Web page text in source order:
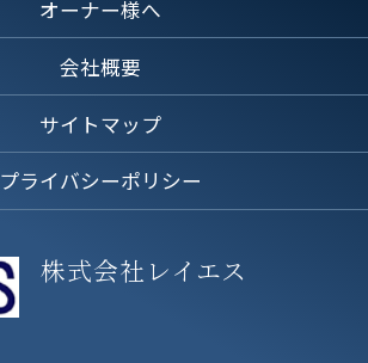
オーナー様へ
会社概要
サイトマップ
プライバシーポリシー
株式会社レイエス